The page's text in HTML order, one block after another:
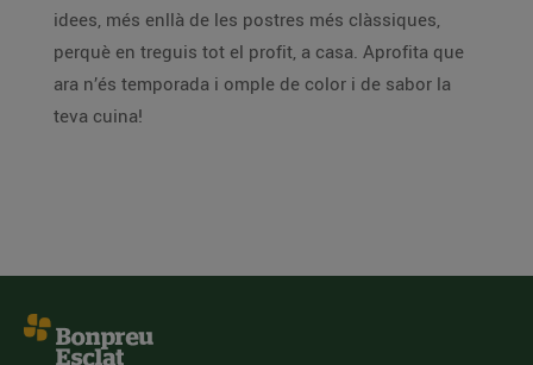
idees, més enllà de les postres més clàssiques,
perquè en treguis tot el profit, a casa. Aprofita que
ara n’és temporada i omple de color i de sabor la
teva cuina!